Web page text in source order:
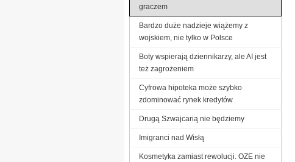
graczem
Bardzo duże nadzieje wiążemy z
wojskiem, nie tylko w Polsce
Boty wspierają dziennikarzy, ale AI jest
też zagrożeniem
Cyfrowa hipoteka może szybko
zdominować rynek kredytów
Drugą Szwajcarią nie będziemy
Imigranci nad Wisłą
Kosmetyka zamiast rewolucji. OZE nie